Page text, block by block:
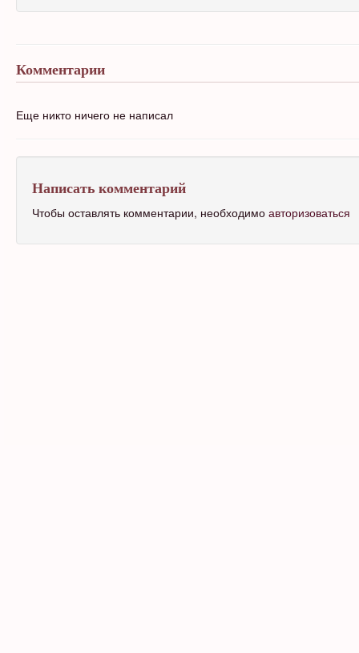
Комментарии
Еще никто ничего не написал
Написать комментарий
Чтобы оставлять комментарии, необходимо авторизоваться